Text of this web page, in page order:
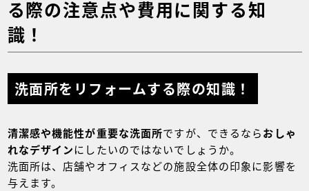
講習会・説明会
お問い合わせ
る際の注意点や費用に関する知
識！
洗面所をリフォームする際の知識！
清潔感や機能性が重要な洗面所ですが、できるならおしゃ
れなデザインにしたいのではないでしょうか。
洗面所は、店舗やオフィスなどの施設全体の印象に影響を
与えます。